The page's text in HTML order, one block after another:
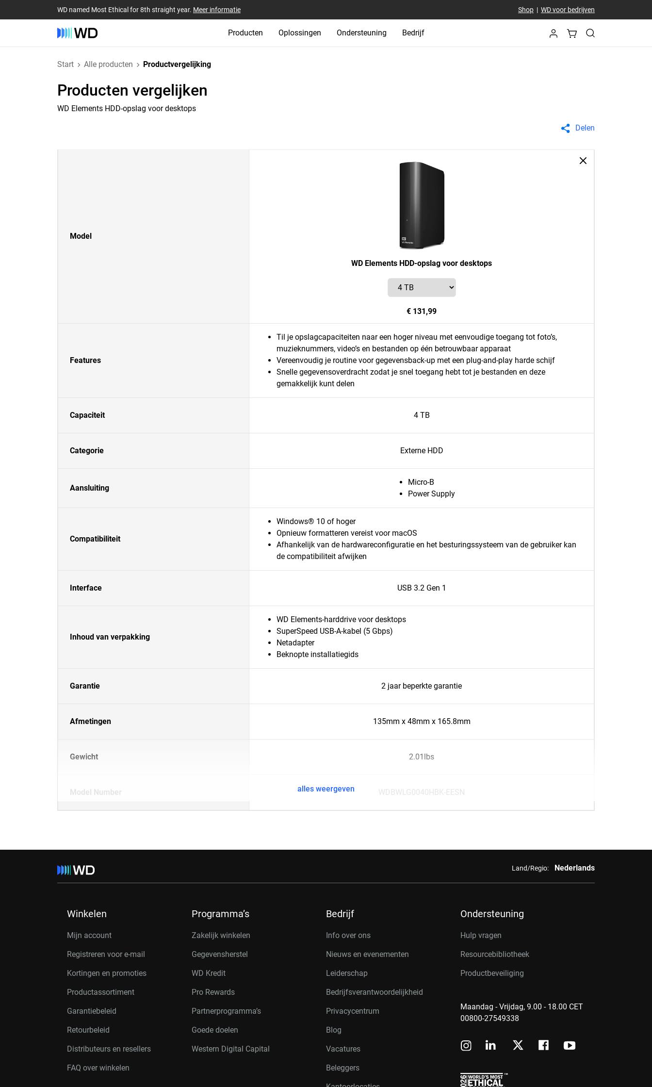
WD named Most Ethical for 8th straight year. Meer informatie Shop| WD voor bedrijven
Producten Oplossingen Ondersteuning Bedrijf
Start Alle producten Productvergelijking
Producten vergelijken
WD Elements HDD-opslag voor desktops
Delen
Model
WD Elements HDD-opslag voor desktops
€ 131,99
Features
Til je opslagcapaciteiten naar een hoger niveau met eenvoudige toegang tot foto’s,
muzieknummers, video’s en bestanden op één betrouwbaar apparaat
Vereenvoudig je routine voor gegevensback-up met een plug-and-play harde schijf
Snelle gegevensoverdracht zodat je snel toegang hebt tot je bestanden en deze
gemakkelijk kunt delen
Capaciteit 4 TB
Categorie Externe HDD
Aansluiting
Micro-B
Power Supply
Compatibiliteit
Windows® 10 of hoger
Opnieuw formatteren vereist voor macOS
Afhankelijk van de hardwareconfiguratie en het besturingssysteem van de gebruiker kan
de compatibiliteit afwijken
Interface USB 3.2 Gen 1
Inhoud van verpakking
WD Elements-harddrive voor desktops
SuperSpeed USB-A-kabel (5 Gbps)
Netadapter
Beknopte installatiegids
Garantie 2 jaar beperkte garantie
Afmetingen 135mm x 48mm x 165.8mm
Gewicht 2.01lbs
Model Number WDBWLG0040HBK-EESN
alles weergeven
Land/Regio: Nederlands
Winkelen
Mijn account
Registreren voor e-mail
Kortingen en promoties
Productassortiment
Garantiebeleid
Retourbeleid
Distributeurs en resellers
FAQ over winkelen
Programma’s
Zakelijk winkelen
Gegevensherstel
WD Kredit
Pro Rewards
Partnerprogramma’s
Goede doelen
Western Digital Capital
Bedrijf
Info over ons
Nieuws en evenementen
Leiderschap
Bedrijfsverantwoordelijkheid
Privacycentrum
Blog
Vacatures
Beleggers
Ondersteuning
Hulp vragen
Resourcebibliotheek
Productbeveiliging
Maandag - Vrijdag, 9.00 - 18.00 CET
00800-27549338